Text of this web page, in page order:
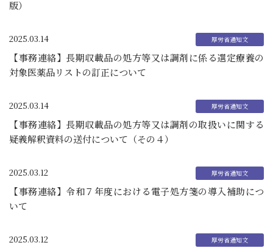
版）
2025.03.14
【事務連絡】長期収載品の処方等又は調剤に係る選定療養の
対象医薬品リストの訂正について
2025.03.14
【事務連絡】長期収載品の処方等又は調剤の取扱いに関する
疑義解釈資料の送付について（その４）
2025.03.12
【事務連絡】令和７年度における電子処方箋の導入補助につ
いて
2025.03.12